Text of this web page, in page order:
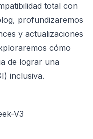
total con
profundizaremos
y actualizaciones
cómo
de lograr una
inclusiva.
V3